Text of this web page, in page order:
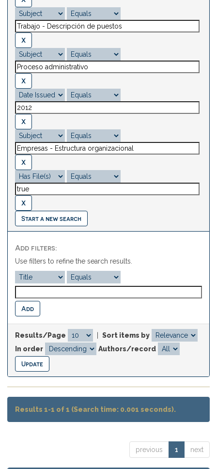
Start a new search
Add filters:
Use filters to refine the search results.
Results/Page
Sort items by
In order
Authors/record
Results 1-1 of 1 (Search time: 0.001 seconds).
previous 1 next